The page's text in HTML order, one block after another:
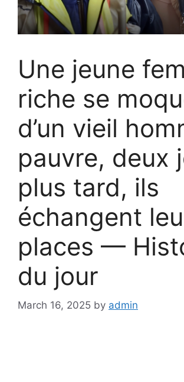
Une jeune
riche se
d’un vieil
pauvre, deux
plus tard, ils
échangent
places —
du jour
March 16, 2025 by admin